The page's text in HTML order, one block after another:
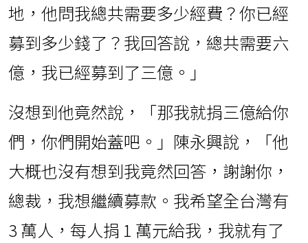
地，他問我總共需要多少經費？你已經
募到多少錢了？我回答說，總共需要六
億，我已經募到了三億。」
沒想到他竟然說，「那我就捐三億給你
們，你們開始蓋吧。」陳永興說，「他
大概也沒有想到我竟然回答，謝謝你，
總裁，我想繼續募款。我希望全台灣有
3 萬人，每人捐 1 萬元給我，我就有了